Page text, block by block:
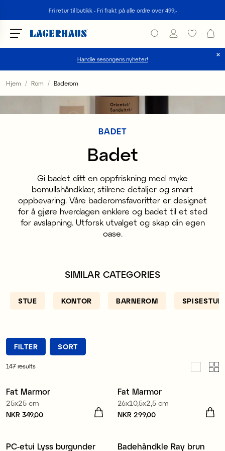
Fri retur til butikk - Fri frakt på alle ordre over 499;-
Handle sesongens nyheter!
velg språk / valuta
Hjem Rom Baderom
BADET
Badet
Gi badet ditt en oppfriskning med myke
bomullshåndklær, stilrene detaljer og smart
oppbevaring. Våre baderomsfavoritter er designet
for å gjøre hverdagen enklere og badet til et sted
for avslapning. Utforsk utvalget og skap din egen
oase.
SIMILAR CATEGORIES
STUE KONTOR BARNEROM SPISESTUE
FILTER SORT
147 results
Fat Marmor
25x25 cm
Pris :NKR 349,00
NKR 349,00
Fat Marmor
26x10,5x2,5 cm
Pris :NKR 299,00
NKR 299,00
Nyhet
PC-etui Lyss burgunder Nyhet
Badehåndkle Ray brun